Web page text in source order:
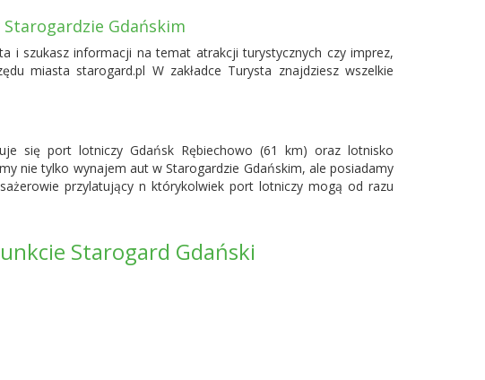
Gdańskim
i szukasz informacji na temat atrakcji turystycznych czy imprez,
miasta starogard.pl W zakładce Turysta znajdziesz wszelkie
się port lotniczy Gdańsk Rębiechowo (61 km) oraz lotnisko
nie tylko wynajem aut w Starogardzie Gdańskim, ale posiadamy
przylatujący n którykolwiek port lotniczy mogą od razu
Starogard Gdański